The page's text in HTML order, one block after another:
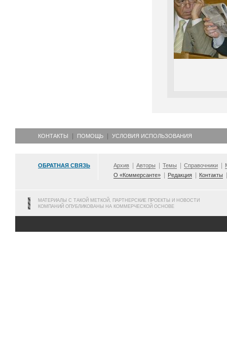
КОНТАКТЫ ПОМОЩЬ УСЛОВИЯ ИСПОЛЬЗОВАНИЯ
ОБРАТНАЯ СВЯЗЬ Архив Авторы Темы Справочники
О «Коммерсанте»
Редакция Контакты
МАТЕРИАЛЫ С ТАКОЙ МЕТКОЙ, ПАРТНЕРСКИЕ ПРОЕКТЫ И НОВОСТИ
КОМПАНИЙ ОПУБЛИКОВАНЫ НА КОММЕРЧЕСКОЙ ОСНОВЕ